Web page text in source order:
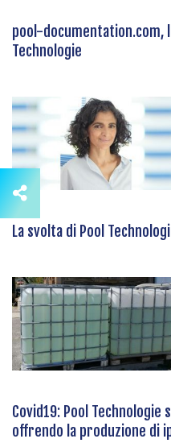
pool-documentation.com,
Technologie
La svolta di Pool
Covid19: Pool
offrendo la produzione di